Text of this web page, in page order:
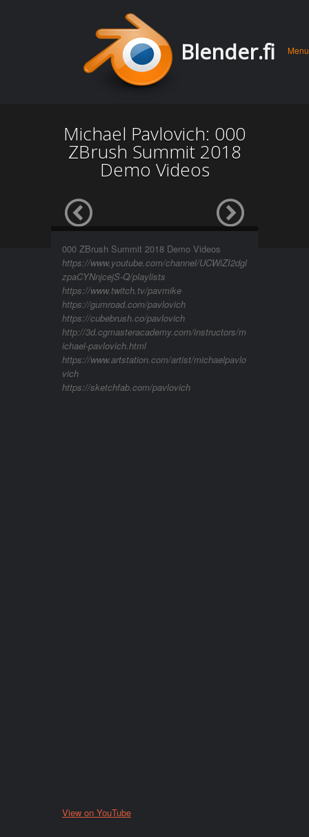
Blender.fi Menu
Michael Pavlovich: 000
ZBrush Summit 2018
Demo Videos
000 ZBrush Summit 2018 Demo Videos
https://www.youtube.com/channel/UCWiZI2dgl
zpaCYNnjcejS-Q/playlists
https://www.twitch.tv/pavmike
https://gumroad.com/pavlovich
https://cubebrush.co/pavlovich
http://3d.cgmasteracademy.com/instructors/m
ichael-pavlovich.html
https://www.artstation.com/artist/michaelpavlo
vich
https://sketchfab.com/pavlovich
View on YouTube